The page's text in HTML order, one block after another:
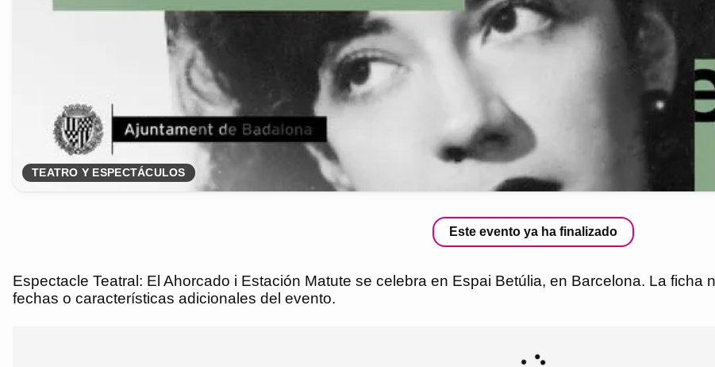
TEATRO Y ESPECTÁCULOS
Este evento ya ha finalizado
Espectacle Teatral: El Ahorcado i Estación Matute se celebra en Espai Betúlia, en Barcelona. La ficha
fechas o características adicionales del evento.